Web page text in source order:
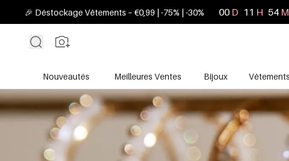
🎉 Déstockage Vêtements – €0,99 | -75% | -30% 00 D 11 H 54 M
Nouveautés Meilleures Ventes Bijoux Vêtements